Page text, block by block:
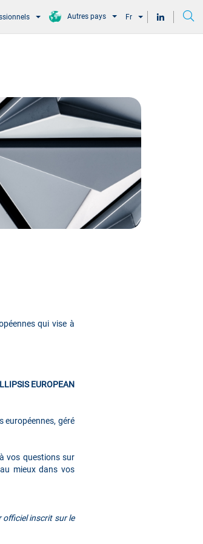
Autres pays Fr
qui vise à
EUROPEAN
européennes, géré
vos questions sur
mieux dans vos
officiel inscrit sur le